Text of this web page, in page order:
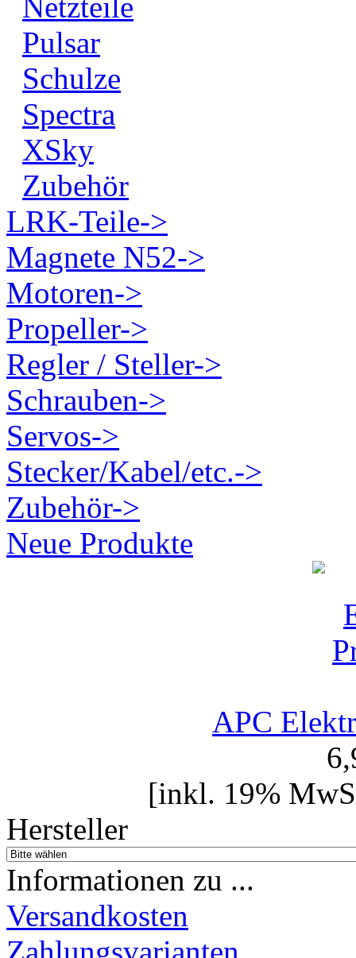
Pulsar
Schulze
Spectra
XSky
Zubehör
LRK-Teile->
Magnete N52->
Motoren->
Propeller->
Regler / Steller->
Schrauben->
Servos->
Stecker/Kabel/etc.->
Zubehör->
Neue Produkte
APC
[inkl. 19%
Hersteller
Informationen zu ...
Versandkosten
Zahlungsvarianten